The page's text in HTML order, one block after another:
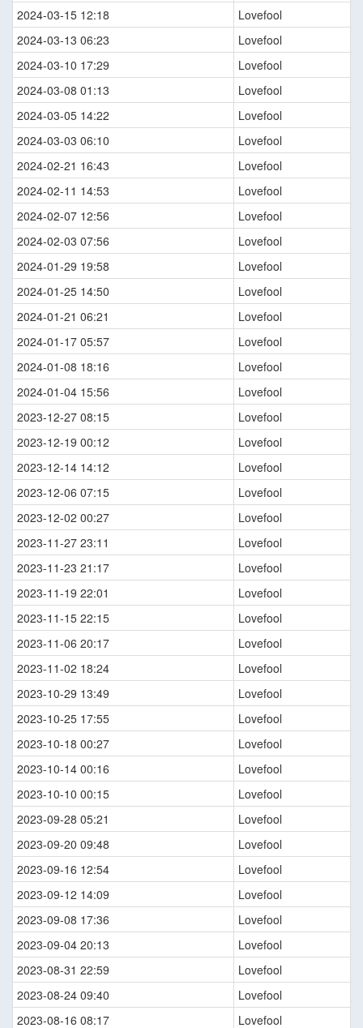
2024-03-15 12:18
Lovefool
2024-03-13 06:23
Lovefool
2024-03-10 17:29
Lovefool
2024-03-08 01:13
Lovefool
2024-03-05 14:22
Lovefool
2024-03-03 06:10
Lovefool
2024-02-21 16:43
Lovefool
2024-02-11 14:53
Lovefool
2024-02-07 12:56
Lovefool
2024-02-03 07:56
Lovefool
2024-01-29 19:58
Lovefool
2024-01-25 14:50
Lovefool
2024-01-21 06:21
Lovefool
2024-01-17 05:57
Lovefool
2024-01-08 18:16
Lovefool
2024-01-04 15:56
Lovefool
2023-12-27 08:15
Lovefool
2023-12-19 00:12
Lovefool
2023-12-14 14:12
Lovefool
2023-12-06 07:15
Lovefool
2023-12-02 00:27
Lovefool
2023-11-27 23:11
Lovefool
2023-11-23 21:17
Lovefool
2023-11-19 22:01
Lovefool
2023-11-15 22:15
Lovefool
2023-11-06 20:17
Lovefool
2023-11-02 18:24
Lovefool
2023-10-29 13:49
Lovefool
2023-10-25 17:55
Lovefool
2023-10-18 00:27
Lovefool
2023-10-14 00:16
Lovefool
2023-10-10 00:15
Lovefool
2023-09-28 05:21
Lovefool
2023-09-20 09:48
Lovefool
2023-09-16 12:54
Lovefool
2023-09-12 14:09
Lovefool
2023-09-08 17:36
Lovefool
2023-09-04 20:13
Lovefool
2023-08-31 22:59
Lovefool
2023-08-24 09:40
Lovefool
2023-08-16 08:17
Lovefool